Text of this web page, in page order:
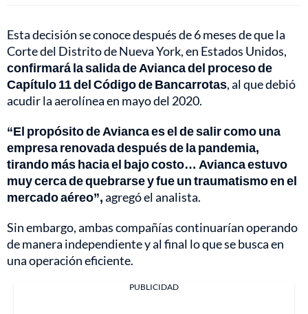
Esta decisión se conoce después de 6 meses de que la
Corte del Distrito de Nueva York, en Estados Unidos,
confirmará la salida de Avianca del proceso de
Capítulo 11 del Código de Bancarrotas, al que debió
acudir la aerolínea en mayo del 2020.
“El propósito de Avianca es el de salir como una
empresa renovada después de la pandemia,
tirando más hacia el bajo costo… Avianca estuvo
muy cerca de quebrarse y fue un traumatismo en el
mercado aéreo”,agregó el analista.
Sin embargo, ambas compañías continuarían operando
de manera independiente y al final lo que se busca en
una operación eficiente.
PUBLICIDAD